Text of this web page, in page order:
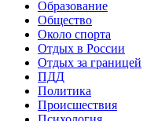
Образование
Общество
Около спорта
Отдых в России
Отдых за границей
ПДД
Политика
Происшествия